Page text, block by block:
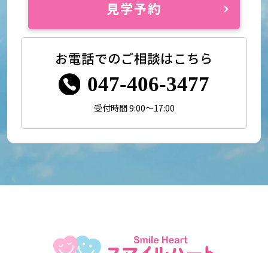
見学予約
お電話でのご相談はこちら
047-406-3477
受付時間 9:00～17:00